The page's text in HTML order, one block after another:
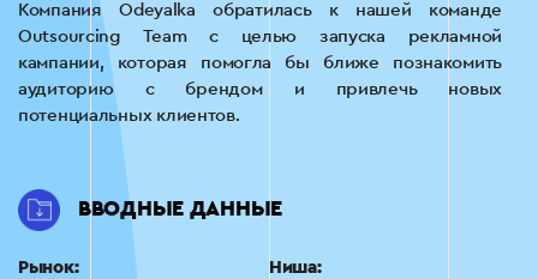
Компания Odeyalka обратилась к нашей команде
Outsourcing Team с целью запуска рекламной
кампании, которая помогла бы ближе познакомить
аудиторию с брендом и привлечь новых
потенциальных клиентов.
ВВОДНЫЕ ДАННЫЕ
Рынок: Ниша: